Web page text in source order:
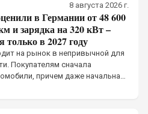
8 августа 2026 г.
в Германии от 48 600
и зарядка на 320 кВт –
только в 2027 году
на рынок в непривычной для
Покупателям сначала
причем даже начальная
тяговую батарею и собственное